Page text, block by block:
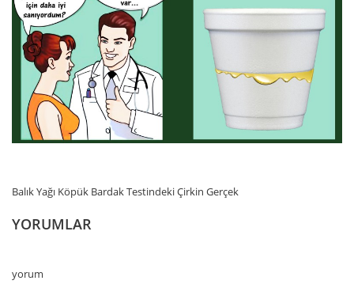
Balık Yağı Köpük Bardak Testindeki Çirkin Gerçek
YORUMLAR
yorum